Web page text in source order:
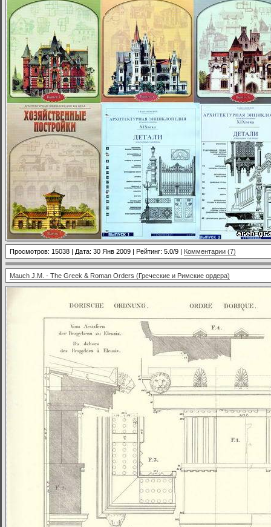
Просмотров: 15038 | Дата: 30 Янв 2009 | Рейтинг: 5.0/9 | Комментарии (7)
Mauch J.M. - The Greek & Roman Orders (Греческие и Римские ордера)